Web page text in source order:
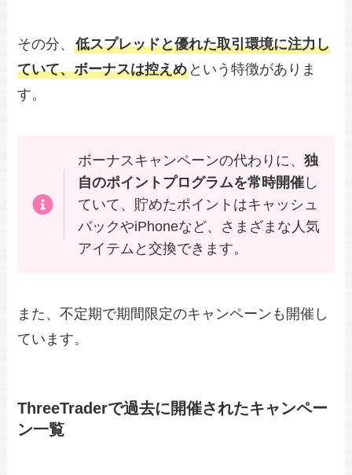
その分、低スプレッドと優れた取引環境に注力し
ていて、ボーナスは控えめ という特徴がありま
す。
ボーナスキャンペーンの代わりに、 独
自のポイントプログラムを常時開催し
ていて、貯めたポイントはキャッシュ
バックやiPhoneなど、さまざまな人気
アイテムと交換できます。
また、不定期で期間限定のキャンペーンも開催し
ています。
ThreeTraderで過去に開催されたキャンペー
ン一覧